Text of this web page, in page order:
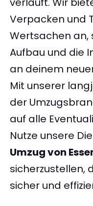
Verpacken und
Wertsachen an,
Aufbau und die
an deinem
Mit unserer
der
auf alle
Nutze unsere
Umzug von
sicherzustellen,
sicher und